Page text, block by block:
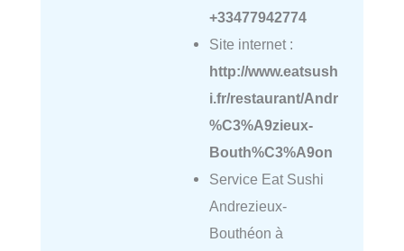
+33477942774
Site internet :
http://www.eatsush
i.fr/restaurant/Andr
%C3%A9zieux-
Bouth%C3%A9on
Service Eat Sushi
Andrezieux-
Bouthéon à